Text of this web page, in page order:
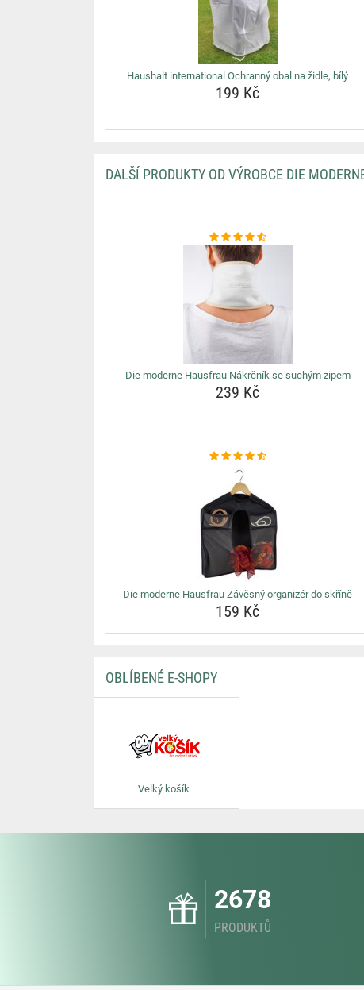
Haushalt international Ochranný obal na židle, bílý
199 Kč
DALŠÍ PRODUKTY OD VÝROBCE DIE
Die moderne Hausfrau Nákrčník se suchým zipem
239 Kč
Die moderne Hausfrau Závěsný organizér do skříně
159 Kč
OBLÍBENÉ E-SHOPY
Velký košík
2678
PRODUKTŮ